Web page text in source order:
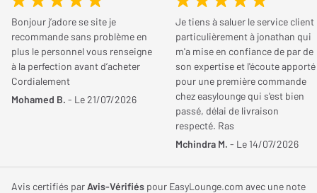
Le support de volant Next Level Racing Wheel Stand 2.0 incarne
l'évolution d'une solution déjà appréciée par les amateurs de
simulation de course. Fruit de l'engagement continu de la marque
envers l'innovation et la qualité, cette nouvelle itération intègre
des améliorations significatives basées sur les retours des
clients et une expertise accumulée sur plus d'une décennie.
Conçu pour offrir une expérience de simulation de course
davantage immersive, ce support allie fonctionnalité avancée,
et adaptable pour les accessoires tels que les volants, les
votre avis et aidez les autres internautes à bien choisir.
JE DONNE MON AVIS
Bonjour j’adore se site je
recommande sans problème en
plus le personnel vous renseigne
à la perfection avant d’acheter
Cordialement
Mohamed B. - Le 21/07/2026
Je tiens à saluer le service client
particulièrement à jonathan qui
m'a mise en confiance de par de
son expertise et l'écoute apporté
pour une première commande
chez easylounge qui s'est bien
passé, délai de livraison
respecté. Ras
Mchindra M. - Le 14/07/2026
Avis certifiés parAvis-Vérifiés pour EasyLounge.com avec une note